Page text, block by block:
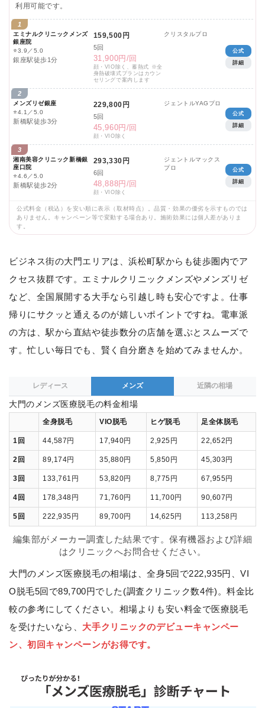
利用可能です。
1
エミナルクリニックメンズ
銀座院
⭐3.9／5.0
銀座駅徒歩1分
159,500円
5回
31,900円/回
顔・VIO除く、蓄熱式 ※全
身熱破壊式プランはカウン
セリングで案内します
クリスタルプロ
公式
詳細
2
メンズリゼ銀座
⭐4.1／5.0
新橋駅徒歩3分
229,800円
5回
45,960円/回
顔・VIO除く
ジェントルYAGプロ
公式
詳細
3
湘南美容クリニック新橋銀
座口院
⭐4.6／5.0
新橋駅徒歩2分
293,330円
6回
48,888円/回
顔・VIO除く
ジェントルマックス
プロ
公式
詳細
公式料金（税込）を安い順に表示（取材時点）。品質・効果の優劣を示すものでは
ありません。キャンペーン等で変動する場合あり。施術効果には個人差がありま
す。
ビジネス街の大門エリアは、浜松町駅からも徒歩圏内でア
クセス抜群です。エミナルクリニックメンズやメンズリゼ
など、全国展開する大手なら引越し時も安心ですよ。仕事
帰りにサクッと通えるのが嬉しいポイントですね。電車派
の方は、駅から直結や徒歩数分の店舗を選ぶとスムーズで
す。忙しい毎日でも、賢く自分磨きを始めてみませんか。
レディース メンズ 近隣の相場
大門のメンズ医療脱毛の料金相場
全身脱毛 VIO脱毛 ヒゲ脱毛 足全体脱毛
1回 44,587円 17,940円 2,925円 22,652円
2回 89,174円 35,880円 5,850円 45,303円
3回 133,761円 53,820円 8,775円 67,955円
4回 178,348円 71,760円 11,700円 90,607円
5回 222,935円 89,700円 14,625円 113,258円
編集部がメーカー調査した結果です。保有機器および詳細
はクリニックへお問合せください。
大門のメンズ医療脱毛の相場は、全身5回で222,935円、VI
O脱毛5回で89,700円でした(調査クリニック数4件)。料金比
較の参考にしてください。相場よりも安い料金で医療脱毛
を受けたいなら、 大手クリニックのデビューキャンペー
ン、初回キャンペーンがお得です。